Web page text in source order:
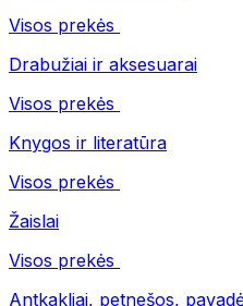
Visos prekės
Drabužiai ir aksesuarai
Visos prekės
Knygos ir literatūra
Visos prekės
Žaislai
Visos prekės
Antkakliai, petnešos,